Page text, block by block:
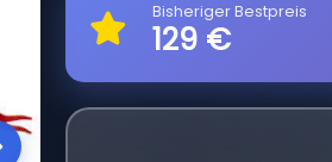
Bisheriger Bestpreis
129 €